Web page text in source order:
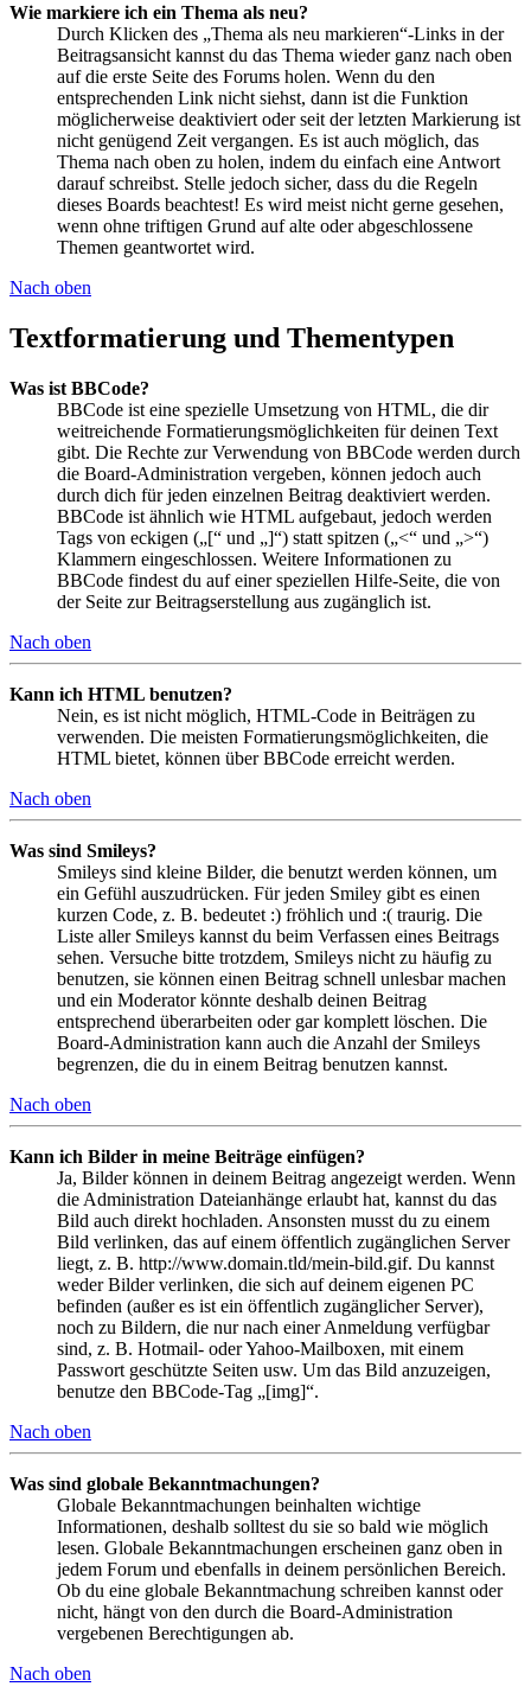
Wie markiere ich ein Thema als neu?
Durch Klicken des „Thema als neu markieren“-Links in der
Beitragsansicht kannst du das Thema wieder ganz nach oben
auf die erste Seite des Forums holen. Wenn du den
entsprechenden Link nicht siehst, dann ist die Funktion
möglicherweise deaktiviert oder seit der letzten Markierung ist
nicht genügend Zeit vergangen. Es ist auch möglich, das
Thema nach oben zu holen, indem du einfach eine Antwort
darauf schreibst. Stelle jedoch sicher, dass du die Regeln
dieses Boards beachtest! Es wird meist nicht gerne gesehen,
wenn ohne triftigen Grund auf alte oder abgeschlossene
Themen geantwortet wird.
Nach oben
Textformatierung und Thementypen
Was ist BBCode?
BBCode ist eine spezielle Umsetzung von HTML, die dir
weitreichende Formatierungsmöglichkeiten für deinen Text
gibt. Die Rechte zur Verwendung von BBCode werden durch
die Board-Administration vergeben, können jedoch auch
durch dich für jeden einzelnen Beitrag deaktiviert werden.
BBCode ist ähnlich wie HTML aufgebaut, jedoch werden
Tags von eckigen („[“ und „]“) statt spitzen („<“ und „>“)
Klammern eingeschlossen. Weitere Informationen zu
BBCode findest du auf einer speziellen Hilfe-Seite, die von
der Seite zur Beitragserstellung aus zugänglich ist.
Nach oben
Kann ich HTML benutzen?
Nein, es ist nicht möglich, HTML-Code in Beiträgen zu
verwenden. Die meisten Formatierungsmöglichkeiten, die
HTML bietet, können über BBCode erreicht werden.
Nach oben
Was sind Smileys?
Smileys sind kleine Bilder, die benutzt werden können, um
ein Gefühl auszudrücken. Für jeden Smiley gibt es einen
kurzen Code, z. B. bedeutet :) fröhlich und :( traurig. Die
Liste aller Smileys kannst du beim Verfassen eines Beitrags
sehen. Versuche bitte trotzdem, Smileys nicht zu häufig zu
benutzen, sie können einen Beitrag schnell unlesbar machen
und ein Moderator könnte deshalb deinen Beitrag
entsprechend überarbeiten oder gar komplett löschen. Die
Board-Administration kann auch die Anzahl der Smileys
begrenzen, die du in einem Beitrag benutzen kannst.
Nach oben
Kann ich Bilder in meine Beiträge einfügen?
Ja, Bilder können in deinem Beitrag angezeigt werden. Wenn
die Administration Dateianhänge erlaubt hat, kannst du das
Bild auch direkt hochladen. Ansonsten musst du zu einem
Bild verlinken, das auf einem öffentlich zugänglichen Server
liegt, z. B. http://www.domain.tld/mein-bild.gif. Du kannst
weder Bilder verlinken, die sich auf deinem eigenen PC
befinden (außer es ist ein öffentlich zugänglicher Server),
noch zu Bildern, die nur nach einer Anmeldung verfügbar
sind, z. B. Hotmail- oder Yahoo-Mailboxen, mit einem
Passwort geschützte Seiten usw. Um das Bild anzuzeigen,
benutze den BBCode-Tag „[img]“.
Nach oben
Was sind globale Bekanntmachungen?
Globale Bekanntmachungen beinhalten wichtige
Informationen, deshalb solltest du sie so bald wie möglich
lesen. Globale Bekanntmachungen erscheinen ganz oben in
jedem Forum und ebenfalls in deinem persönlichen Bereich.
Ob du eine globale Bekanntmachung schreiben kannst oder
nicht, hängt von den durch die Board-Administration
vergebenen Berechtigungen ab.
Nach oben